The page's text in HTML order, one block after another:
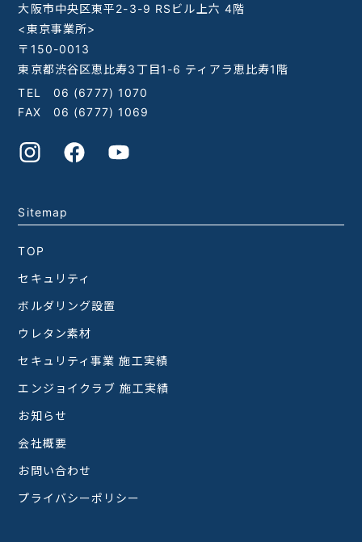
大阪市中央区東平2-3-9 RSビル上六 4階
<東京事業所>
〒150-0013
東京都渋谷区恵比寿3丁目1-6 ティアラ恵比寿1階
TEL 06 (6777) 1070
FAX 06 (6777) 1069
Sitemap
TOP
セキュリティ
ボルダリング設置
ウレタン素材
セキュリティ事業 施工実績
エンジョイクラブ 施工実績
お知らせ
会社概要
お問い合わせ
プライバシーポリシー